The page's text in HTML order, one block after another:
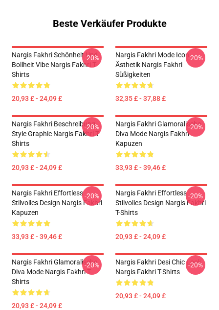
Beste Verkäufer Produkte
Nargis Fakhri Schönheit Und
Bollheit Vibe Nargis Fakhri T-
Shirts
20,93 £ - 24,09 £
-20%
Nargis Fakhri Mode Icon
Ästhetik Nargis Fakhri
Süßigkeiten
32,35 £ - 37,88 £
-20%
Nargis Fakhri Beschreibung
Style Graphic Nargis Fakhri T-
Shirts
20,93 £ - 24,09 £
-20%
Nargis Fakhri Glamoralische
Diva Mode Nargis Fakhri
Kapuzen
33,93 £ - 39,46 £
-20%
Nargis Fakhri Effortless
Stilvolles Design Nargis Fakhri
Kapuzen
33,93 £ - 39,46 £
-20%
Nargis Fakhri Effortless
Stilvolles Design Nargis Fakhri
T-Shirts
20,93 £ - 24,09 £
-20%
Nargis Fakhri Glamoralische
Diva Mode Nargis Fakhri T-
Shirts
20,93 £ - 24,09 £
-20%
Nargis Fakhri Desi Chic Look
Nargis Fakhri T-Shirts
20,93 £ - 24,09 £
-20%